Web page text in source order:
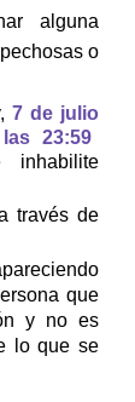
alguna
o
7 de julio
23:59
inhabilite
través de
que
y no es
lo que se